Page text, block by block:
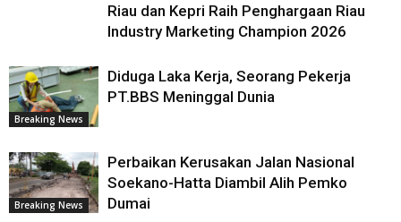
Riau dan Kepri Raih Penghargaan Riau
Industry Marketing Champion 2026
Breaking News
Diduga Laka Kerja, Seorang Pekerja
PT.BBS Meninggal Dunia
Breaking News
Perbaikan Kerusakan Jalan Nasional
Soekano-Hatta Diambil Alih Pemko
Dumai